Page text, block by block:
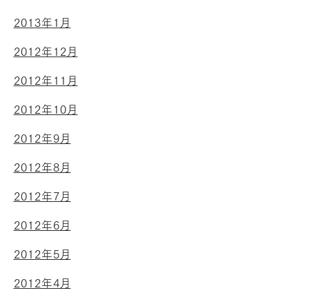
2013年1月
2012年12月
2012年11月
2012年10月
2012年9月
2012年8月
2012年7月
2012年6月
2012年5月
2012年4月